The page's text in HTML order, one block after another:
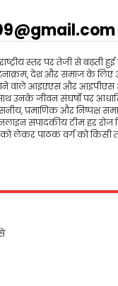
स्तर पर तेजी से बढ़ती हुई
देश और समाज के
वाले आइएएस और आइपीएस
उनके जीवन संघर्षो पर
प्रमाणिक और निष्पक्ष
संपादकीय टीम हर रोज
लेकर पाठक वर्ग को किसी